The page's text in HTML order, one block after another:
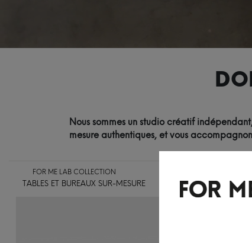
Nous sommes un studio créatif
mesure authentiques, et vous
FOR ME LAB COLLECTION
TABLES ET BUREAUX SUR-MESURE ASSISES